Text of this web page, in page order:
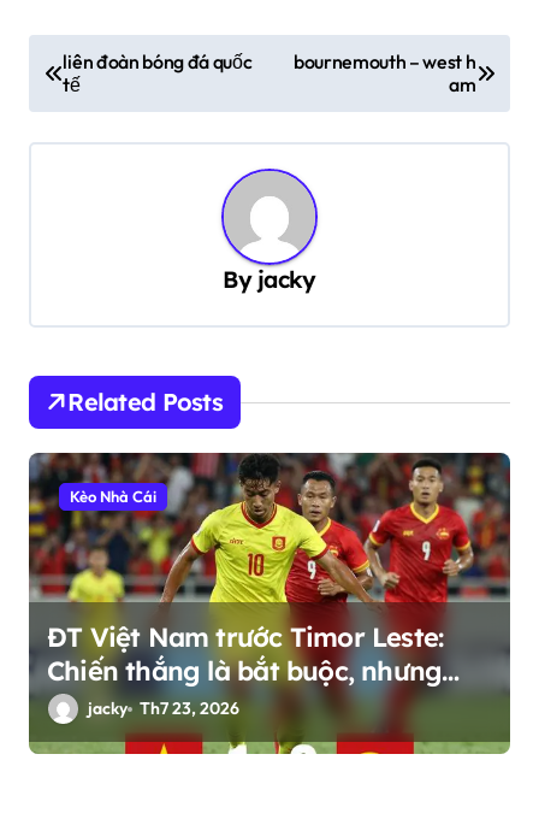
ề
n
g
b
à
i
v
i
ế
t
liên đoàn bóng đá quốc
tế
bournemouth – west h
am
By jacky
Related Posts
Kèo Nhà Cái
ĐT Việt Nam trước Timor Leste:
Chiến thắng là bắt buộc, nhưng
còn nhiều điều hơn thế
jacky Th7 23, 2026